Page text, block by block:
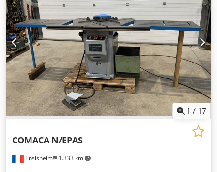
1 / 17
Ensisheim 1.333 km
COMACA N/EPAS